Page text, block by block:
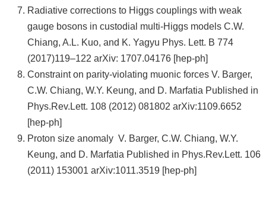
Radiative corrections to Higgs couplings with weak
gauge bosons in custodial multi-Higgs models C.W.
Chiang, A.L. Kuo, and K. Yagyu Phys. Lett. B 774
(2017)119–122 arXiv: 1707.04176 [hep-ph]
Constraint on parity-violating muonic forces V. Barger,
C.W. Chiang, W.Y. Keung, and D. Marfatia Published in
Phys.Rev.Lett. 108 (2012) 081802 arXiv:1109.6652
[hep-ph]
Proton size anomaly V. Barger, C.W. Chiang, W.Y.
Keung, and D. Marfatia Published in Phys.Rev.Lett. 106
(2011) 153001 arXiv:1011.3519 [hep-ph]